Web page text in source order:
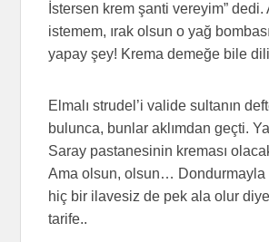
İstersen krem şanti vereyim” dedi.
istemem, ırak olsun o yağ
yapay şey! Krema demeğe bile
Elmalı strudel’i valide sultanın
bulunca, bunlar aklımdan geçti.
Saray pastanesinin kreması
Ama olsun, olsun… Dondurmayla
hiç bir ilavesiz de pek ala olur
tarife..